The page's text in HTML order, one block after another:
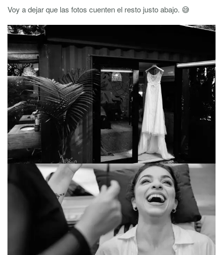
Voy a dejar que las fotos cuenten el resto justo abajo. 😅